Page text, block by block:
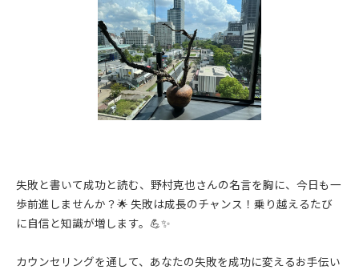
失敗と書いて成功と読む、野村克也さんの名言を胸に、今日も一
歩前進しませんか？🌟 失敗は成長のチャンス！乗り越えるたび
に自信と知識が増します。💪✨
カウンセリングを通して、あなたの失敗を成功に変えるお手伝い